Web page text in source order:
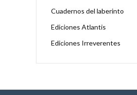
Cuadernos del laberinto
Ediciones Atlantis
Ediciones Irreverentes